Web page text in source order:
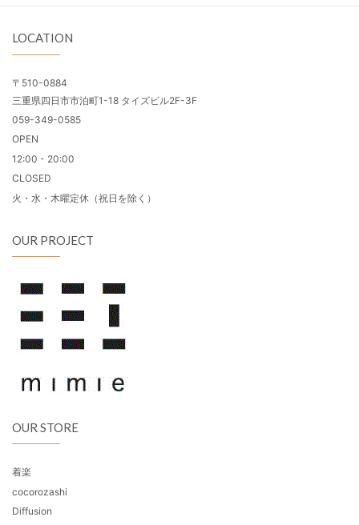
LOCATION
〒510-0884
三重県四日市市泊町1-18 タイズビル2F-3F
059-349-0585
OPEN
12:00 - 20:00
CLOSED
火・水・木曜定休（祝日を除く）
OUR PROJECT
OUR STORE
着楽
cocorozashi
Diffusion